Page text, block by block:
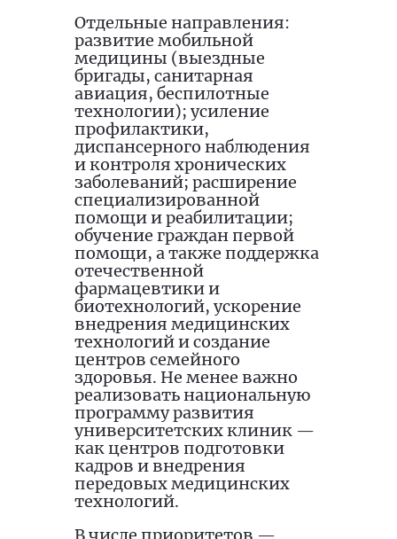
Отдельные направления:
развитие мобильной
медицины (выездные
бригады, санитарная
авиация, беспилотные
технологии); усиление
профилактики,
диспансерного наблюдения
и контроля хронических
заболеваний; расширение
специализированной
помощи и реабилитации;
обучение граждан первой
помощи, а также поддержка
отечественной
фармацевтики и
биотехнологий, ускорение
внедрения медицинских
технологий и создание
центров семейного
здоровья. Не менее важно
реализовать национальную
программу развития
университетских клиник —
как центров подготовки
кадров и внедрения
передовых медицинских
технологий.